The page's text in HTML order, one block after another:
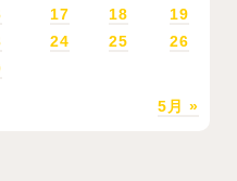
5月 »
17 18
19
24 25
26